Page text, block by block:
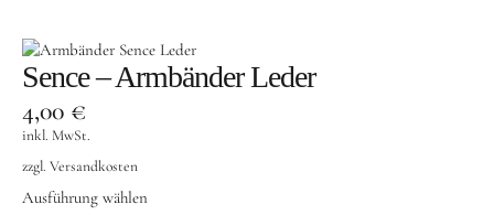
Sence – Armbänder Leder
4,00 €
inkl. MwSt.
zzgl. Versandkosten
Ausführung wählen